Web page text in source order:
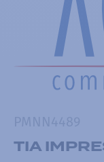
TIA